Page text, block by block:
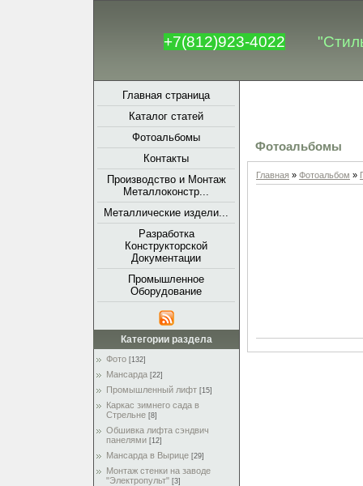
+7(812)923-4022
Главная страница
Каталог статей
Фотоальбомы
Контакты
Производство и Монтаж
Металлоконстр...
Металлические издели...
Разработка
Конструкторской
Документации
Промышленное
Оборудование
Категории раздела
Фото [132]
Мансарда [22]
Промышленный лифт [15]
Каркас зимнего сада в
Стрельне [8]
Обшивка лифта сэндвич
панелями [12]
Мансарда в Вырице [29]
Монтаж стенки на заводе
"Электропульт" [3]
Фотоальбомы
Главная » Фотоальбом »